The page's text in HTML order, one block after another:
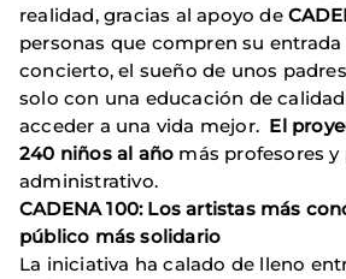
realidad, gracias al apoyo de
personas que compren su entrada
concierto, el sueño de unos
solo con una educación de
acceder a una vida mejor. El
240 niños al año más profesores y
administrativo.
CADENA 100: Los artistas más
público más solidario
La iniciativa ha calado de lleno